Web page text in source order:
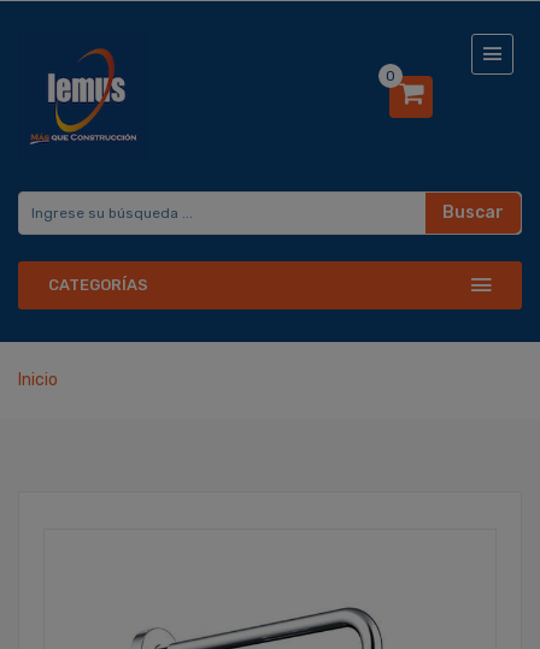
0
Buscar
CATEGORÍAS
Inicio